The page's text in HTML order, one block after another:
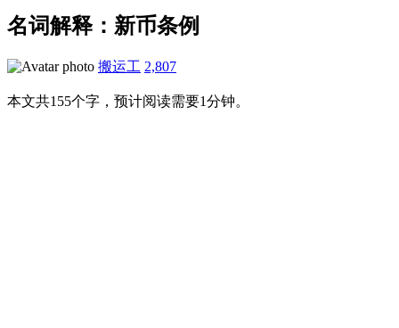
名词解释：新币条例
搬运工 2,807
本文共155个字，预计阅读需要1分钟。